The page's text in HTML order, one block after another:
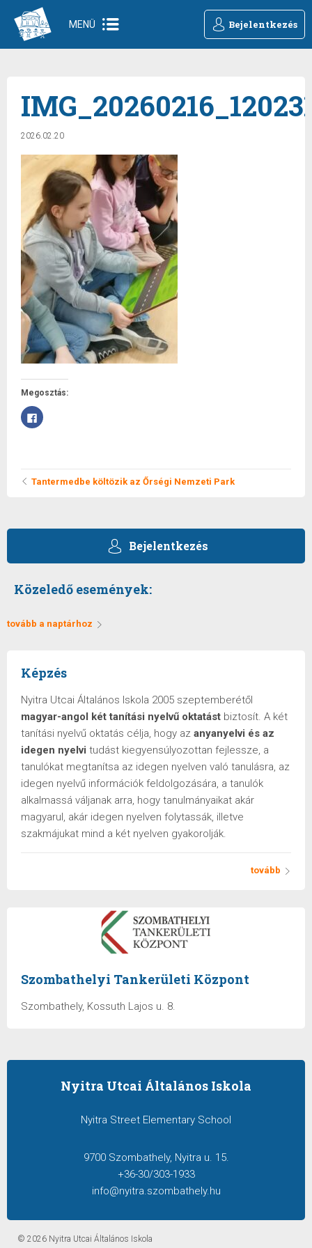
MENÜ Bejelentkezés
2026.02.20
Megosztás:
Facebookon
való
ablakban
nyílik
Tantermedbe költözik az Őrségi Nemzeti Park
Bejelentkezés
Közeledő események:
tovább a naptárhoz
Képzés
Nyitra Utcai Általános Iskola 2005 szeptemberétől
magyar-angol két tanítási nyelvű oktatást biztosít. A két
tanítási nyelvű oktatás célja, hogy az anyanyelvi és az
idegen nyelvi tudást kiegyensúlyozottan fejlessze, a
tanulókat megtanítsa az idegen nyelven való tanulásra, az
idegen nyelvű információk feldolgozására, a tanulók
alkalmassá váljanak arra, hogy tanulmányaikat akár
magyarul, akár idegen nyelven folytassák, illetve
szakmájukat mind a két nyelven gyakorolják.
tovább
Szombathelyi Tankerületi Központ
Szombathely, Kossuth Lajos u. 8.
Nyitra Utcai Általános Iskola
Nyitra Street Elementary School
9700 Szombathely, Nyitra u. 15.
+36-30/303-1933
info@nyitra.szombathely.hu
© 2026 Nyitra Utcai Általános Iskola